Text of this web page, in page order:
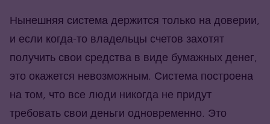
Нынешняя система держится только на доверии,
и если когда-то владельцы счетов захотят
получить свои средства в виде бумажных денег,
это окажется невозможным. Система построена
на том, что все люди никогда не придут
требовать свои деньги одновременно. Это